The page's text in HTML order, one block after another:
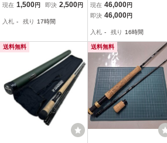
(ねこ)
現在 1,500円 即決 2,500円
入札 - 残り 17時間
ased Line Anglers Bench
#8/9 14’00” ロッドソッ
現在 46,000円
即決 46,000円
入札 - 残り 16時間
送料無料 送料無料